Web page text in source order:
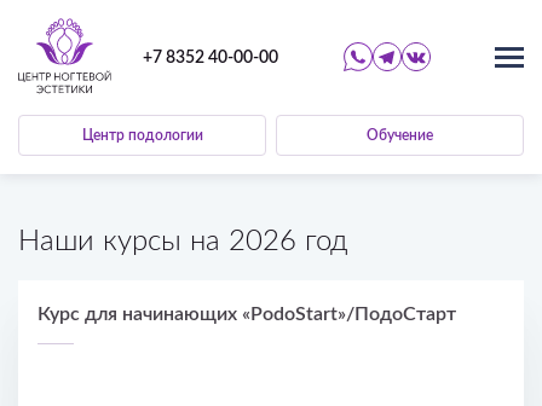
+7 8352 40-00-00
Центр подологии Обучение
Наши курсы на 2026 год
Курс для начинающих «PodoStart»/ПодоСтарт